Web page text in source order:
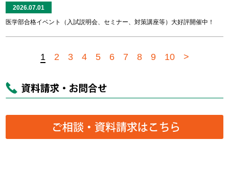
2026.07.01
医学部合格イベント（入試説明会、セミナー、対策講座等）大好評開催中！
1 2 3 4 5 6 7 8 9 10 >